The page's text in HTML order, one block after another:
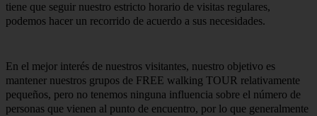
tiene que seguir nuestro estricto horario de visitas regulares,
podemos hacer un recorrido de acuerdo a sus necesidades.
En el mejor interés de nuestros visitantes, nuestro objetivo es
mantener nuestros grupos de FREE walking TOUR relativamente
pequeños, pero no tenemos ninguna influencia sobre el número de
personas que vienen al punto de encuentro, por lo que generalmente